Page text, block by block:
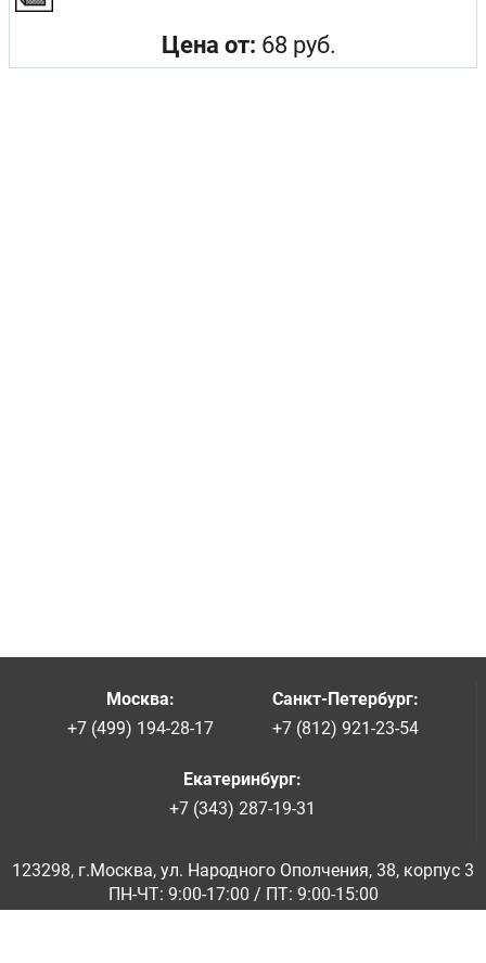
Цена от: 68 руб.
Москва:
+7 (499) 194-28-17
Санкт-Петербург:
+7 (812) 921-23-54
Екатеринбург:
+7 (343) 287-19-31
123298, г.Москва, ул. Народного Ополчения, 38, корпус 3
ПН-ЧТ: 9:00-17:00 / ПТ: 9:00-15:00